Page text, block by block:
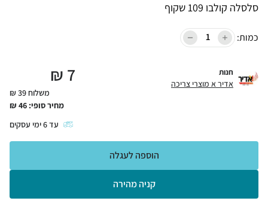
סלסלה קולבו 109 שקוף
כמות:
חנות
אדיר א מוצרי צריכה 7
₪
משלוח 39 ₪
מחיר סופי: 46
₪
עד6ימי עסקים
קניה מהירה
הוספה לעגלה